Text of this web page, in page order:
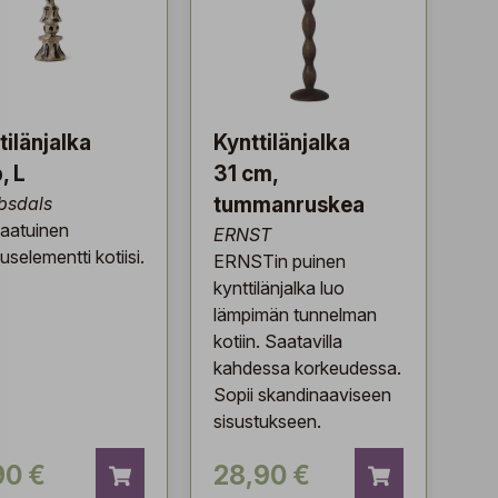
L
kotiisi.
€
Kynttilänjalka
31 cm,
tummanruskea
ERNST
ERNSTin puinen
kynttilänjalka luo
lämpimän tunnelman
kotiin. Saatavilla
kahdessa korkeudessa.
Sopii skandinaaviseen
sisustukseen.
28,90 €